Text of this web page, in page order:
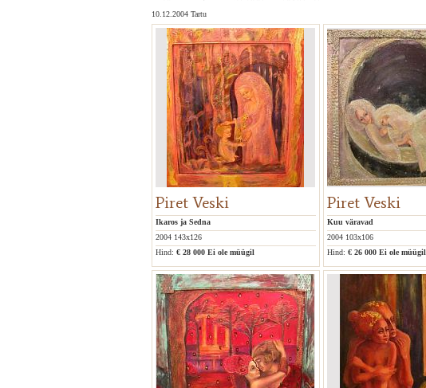
10.12.2004 Tartu
Piret Veski
Ikaros ja Sedna
2004 143x126
Hind: € 28 000 Ei ole müügil
Piret Veski
Kuu väravad
2004 103x106
Hind: € 26 000 Ei ole müügil